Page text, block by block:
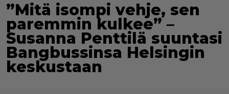
”Mitä isompi vehje, sen
paremmin kulkee” –
Susanna Penttilä suuntasi
Bangbussinsa Helsingin
keskustaan